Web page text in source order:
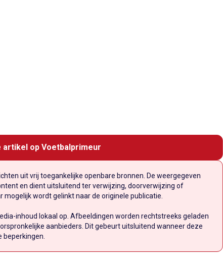
artikel op Voetbalprimeur
uit vrij toegankelijke openbare bronnen. De weergegeven
en dient uitsluitend ter verwijzing, doorverwijzing of
wordt gelinkt naar de originele publicatie.
inhoud lokaal op. Afbeeldingen worden rechtstreeks geladen
aanbieders. Dit gebeurt uitsluitend wanneer deze